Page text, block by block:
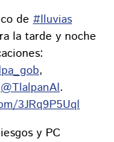
de #lluvias
la tarde y noche
,
@TlalpanAl.
3JRq9P5Uql
y PC